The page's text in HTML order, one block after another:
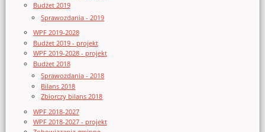
Budżet 2019
Sprawozdania - 2019
WPF 2019-2028
Budżet 2019 - projekt
WPF 2019-2028 - projekt
Budżet 2018
Sprawozdania - 2018
Bilans 2018
Zbiorczy bilans 2018
WPF 2018-2027
WPF 2018-2027 - projekt